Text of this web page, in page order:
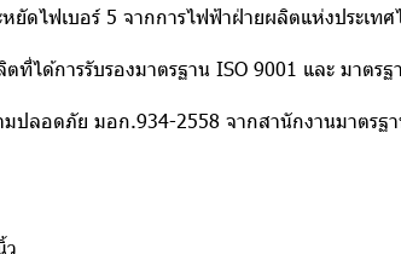
หยัดไฟเบอร์ 5 จากการไฟฟ้าฝ่ายผลิตแห่งประเทศ
ที่ได้การรับรองมาตรฐาน ISO 9001 และ มาตรฐ
มปลอดภัย มอก.934-2558 จากสานักงานมาตร
ว